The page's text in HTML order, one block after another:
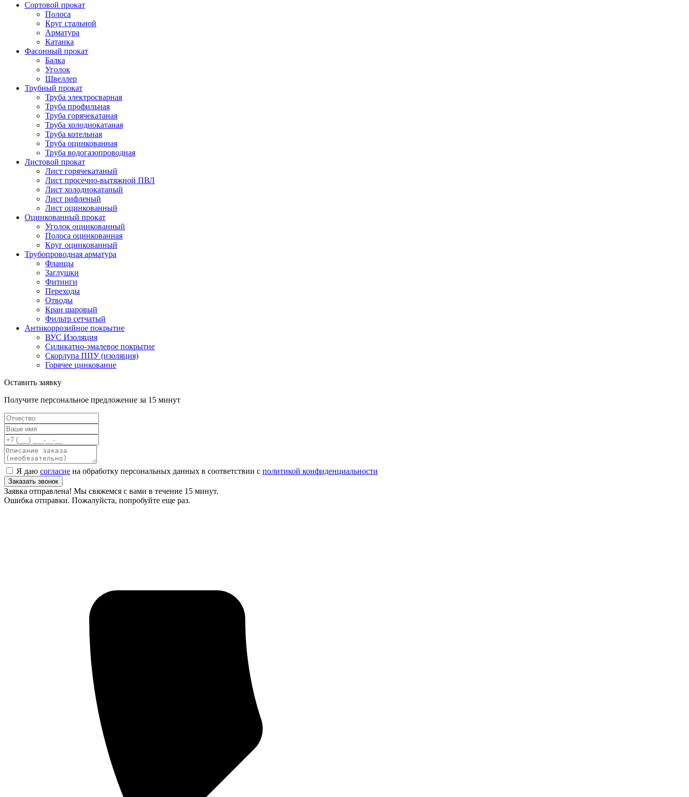
Сортовой прокат
Полоса
Круг стальной
Арматура
Катанка
Фасонный прокат
Балка
Уголок
Швеллер
Трубный прокат
Труба электросварная
Труба профильная
Труба горячекатаная
Труба холоднокатаная
Труба котельная
Труба оцинкованная
Труба водогазопроводная
Листовой прокат
Лист горячекатаный
Лист просечно-вытяжной ПВЛ
Лист холоднокатаный
Лист рифленый
Лист оцинкованный
Оцинкованный прокат
Уголок оцинкованный
Полоса оцинкованная
Круг оцинкованный
Трубопроводная арматура
Фланцы
Заглушки
Фитинги
Переходы
Отводы
Кран шаровый
Фильтр сетчатый
Антикоррозийное покрытие
ВУС Изоляция
Силикатно-эмалевое покрытие
Скорлупа ППУ (изоляция)
Горячее цинкование
Оставить заявку
Получите персональное предложение за 15 минут
Я даю согласие на обработку персональных данных в соответствии с политикой конфиденциальности
Заказать звонок
Заявка отправлена! Мы свяжемся с вами в течение 15 минут.
Ошибка отправки. Пожалуйста, попробуйте еще раз.